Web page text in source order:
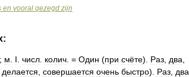
en vooral gezegd zijn
; м I числ колич . = Один (при счёте). Раз два
делается совершается очень быстро). Раз два